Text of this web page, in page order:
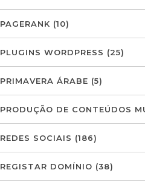
PAGERANK (10)
PLUGINS WORDPRESS (25)
PRIMAVERA ÁRABE (5)
PRODUÇÃO DE CONTEÚDOS
REDES SOCIAIS (186)
REGISTAR DOMÍNIO (38)